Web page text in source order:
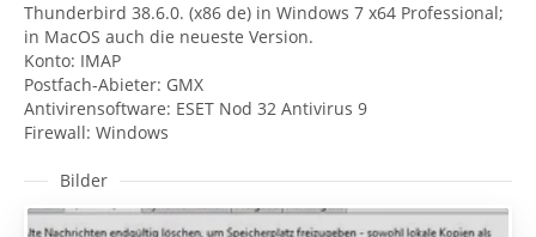
Thunderbird 38.6.0. (x86 de) in Windows 7 x64 Professional;
in MacOS auch die neueste Version.
Konto: IMAP
Postfach-Abieter: GMX
Antivirensoftware: ESET Nod 32 Antivirus 9
Firewall: Windows
Bilder